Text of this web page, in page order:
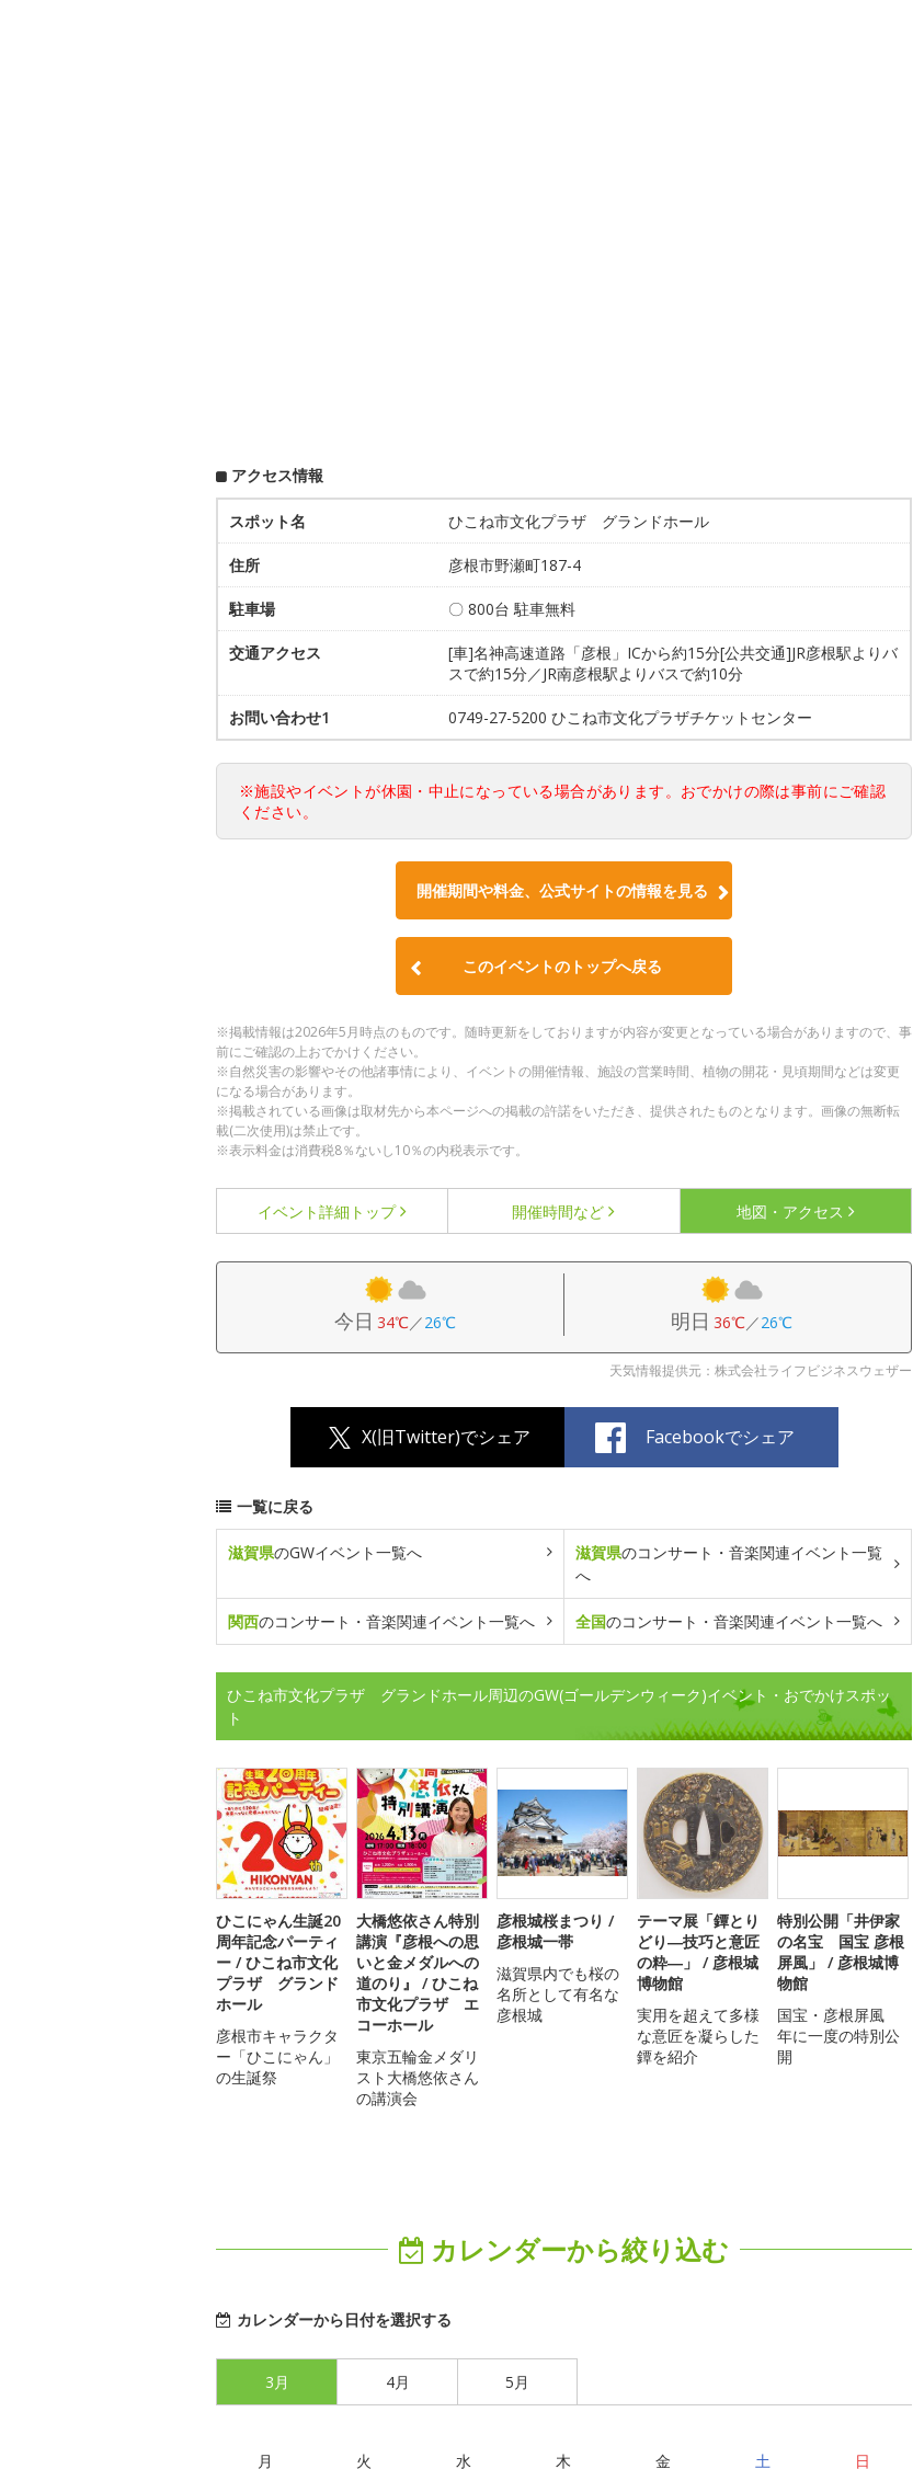
アクセス情報
スポット名 ひこね市文化プラザ グランドホール
住所 彦根市野瀬町187-4
駐車場 〇 800台 駐車無料
交通アクセス
[車]名神高速道路「彦根」ICから約15分[公共交通]JR彦根駅よりバ
スで約15分／JR南彦根駅よりバスで約10分
お問い合わせ1 0749-27-5200 ひこね市文化プラザチケットセンター
※施設やイベントが休園・中止になっている場合があります。おでかけの際は事前にご確認
ください。
開催期間や料金、公式サイトの情報を見る
このイベントのトップへ戻る
※掲載情報は2026年5月時点のものです。随時更新をしておりますが内容が変更となっている場合がありますので、事
前にご確認の上おでかけください。
※自然災害の影響やその他諸事情により、イベントの開催情報、施設の営業時間、植物の開花・見頃期間などは変更
になる場合があります。
※掲載されている画像は取材先から本ページへの掲載の許諾をいただき、提供されたものとなります。画像の無断転
載(二次使用)は禁止です。
※表示料金は消費税8％ないし10％の内税表示です。
イベント詳細 トップ 開催時間など 地図・アクセス
今日 34℃／26℃ 明日 36℃／26℃
天気情報提供元：株式会社ライフビジネスウェザー
X(旧Twitter)でシェア Facebookでシェア
一覧に戻る
滋賀県のGWイベント一覧へ 滋賀県のコンサート・音楽関連イベント一覧
へ
関西のコンサート・音楽関連イベント一覧へ 全国のコンサート・音楽関連イベント一覧へ
ひこね市文化プラザ グランドホール周辺のGW(ゴールデンウィーク)イベント・おでかけスポッ
ト
ひこにゃん生誕20
周年記念パーティ
ー / ひこね市文化
プラザ グランド
ホール
彦根市キャラクタ
ー「ひこにゃん」
の生誕祭
大橋悠依さん特別
講演『彦根への思
いと金メダルへの
道のり』 / ひこね
市文化プラザ エ
コーホール
東京五輪金メダリ
スト大橋悠依さん
の講演会
彦根城桜まつり /
彦根城一帯
滋賀県内でも桜の
名所として有名な
彦根城
テーマ展「鐔とり
どり―技巧と意匠
の粋―」 / 彦根城
博物館
実用を超えて多様
な意匠を凝らした
鐔を紹介
特別公開「井伊家
の名宝 国宝 彦根
屏風」 / 彦根城博
物館
国宝・彦根屏風
年に一度の特別公
開
カレンダーから絞り込む
カレンダーから日付を選択する
3月 4月 5月
月 火 水 木 金 土 日